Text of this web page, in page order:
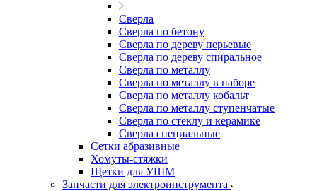
Сверла
Сверла по бетону
Сверла по дереву перьевые
Сверла по дереву спиральное
Сверла по металлу
Сверла по металлу в наборе
Сверла по металлу кобальт
Сверла по металлу ступенчатые
Сверла по стеклу и керамике
Сверла специальные
Сетки абразивные
Хомуты-стяжки
Щетки для УШМ
Запчасти для электроинструмента